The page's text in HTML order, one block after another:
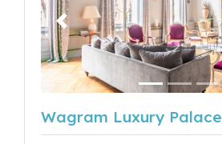
Précédent
Wagram Luxury Palace